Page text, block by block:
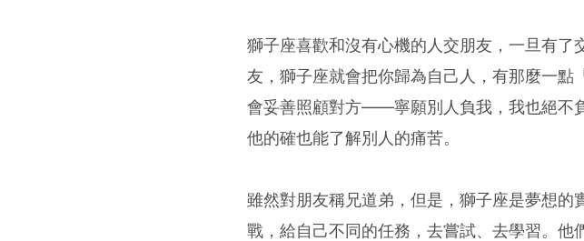
獅子座喜歡和沒有心機的人交朋友，一旦有
友，獅子座就會把你歸為自己人，有那麼一
會妥善照顧對方——寧願別人負我，我也絕不
他的確也能了解別人的痛苦。
雖然對朋友稱兄道弟，但是，獅子座是夢想
戰，給自己不同的任務，去嘗試、去學習。